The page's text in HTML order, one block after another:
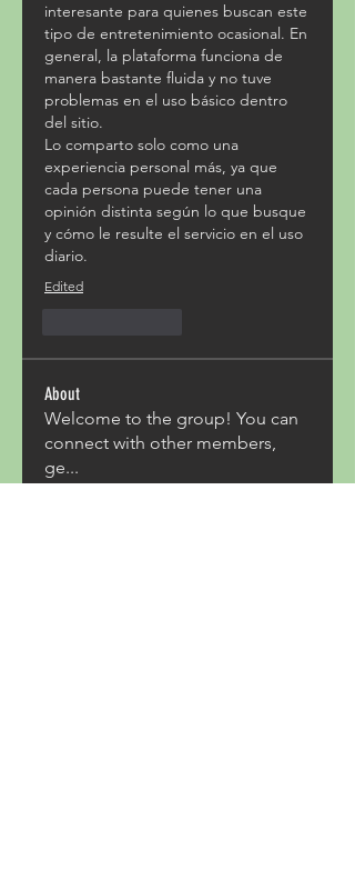
interesante para quienes buscan este
tipo de entretenimiento ocasional. En
general, la plataforma funciona de
manera bastante fluida y no tuve
problemas en el uso básico dentro
del sitio.
Lo comparto solo como una
experiencia personal más, ya que
cada persona puede tener una
opinión distinta según lo que busque
y cómo le resulte el servicio en el uso
diario.
Edited
About
Welcome to the group! You can
connect with other members,
ge...